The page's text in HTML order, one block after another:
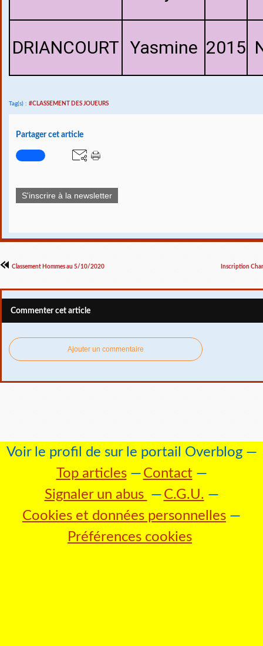
DRIANCOURT Yasmine 2015
Tag(s) : #CLASSEMENT DES JOUEURS
Partager cet article
S'inscrire à la newsletter
Classement Hommes au 5/10/2020 Inscription
Commenter cet article
Ajouter un commentaire
Voir le profil de sur le portail Overblog
Top articles
Contact
Signaler un abus
C.G.U.
Cookies et données personnelles
Préférences cookies